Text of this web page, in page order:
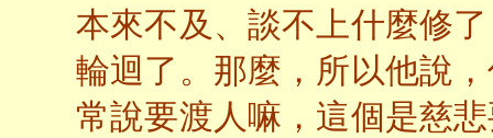
本來不及、談不上什麼修
輪迴了。那麼，所以他說
常說要渡人嘛，這個是慈